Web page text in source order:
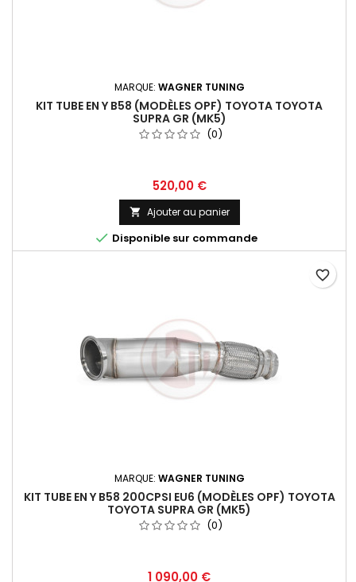
MARQUE: WAGNER TUNING
KIT TUBE EN Y B58 (MODÈLES OPF) TOYOTA TOYOTA
SUPRA GR (MK5)
(0)
Prix
520,00 €
 Ajouter au panier
 Disponible sur commande
MARQUE: WAGNER TUNING
KIT TUBE EN Y B58 200CPSI EU6 (MODÈLES OPF) TOYOTA
TOYOTA SUPRA GR (MK5)
(0)
Prix
1 090,00 €
favorite_border